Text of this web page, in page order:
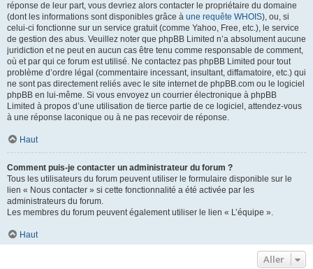
réponse de leur part, vous devriez alors contacter le propriétaire du domaine
(dont les informations sont disponibles grâce à une requête WHOIS), ou, si
celui-ci fonctionne sur un service gratuit (comme Yahoo, Free, etc.), le service
de gestion des abus. Veuillez noter que phpBB Limited n’a absolument aucune
juridiction et ne peut en aucun cas être tenu comme responsable de comment,
où et par qui ce forum est utilisé. Ne contactez pas phpBB Limited pour tout
problème d’ordre légal (commentaire incessant, insultant, diffamatoire, etc.) qui
ne sont pas directement reliés avec le site internet de phpBB.com ou le logiciel
phpBB en lui-même. Si vous envoyez un courrier électronique à phpBB
Limited à propos d’une utilisation de tierce partie de ce logiciel, attendez-vous
à une réponse laconique ou à ne pas recevoir de réponse.
Haut
Comment puis-je contacter un administrateur du forum ?
Tous les utilisateurs du forum peuvent utiliser le formulaire disponible sur le
lien « Nous contacter » si cette fonctionnalité a été activée par les
administrateurs du forum.
Les membres du forum peuvent également utiliser le lien « L’équipe ».
Haut
Aller